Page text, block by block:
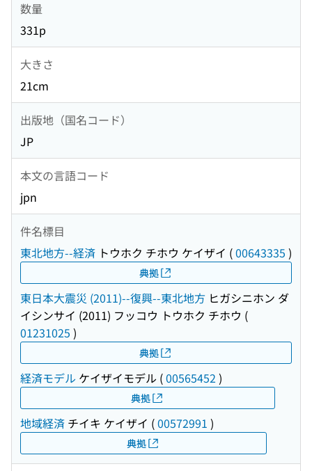
数量
331p
大きさ
21cm
出版地（国名コード）
JP
本文の言語コード
jpn
件名標目
東北地方--経済 トウホク チホウ ケイザイ (00643335 )
典拠
東日本大震災 (2011)--復興--東北地方 ヒガシニホン ダ
イシンサイ (2011) フッコウ トウホク チホウ (
01231025 )
典拠
経済モデル ケイザイモデル (00565452 )
典拠
地域経済 チイキ ケイザイ (00572991 )
典拠